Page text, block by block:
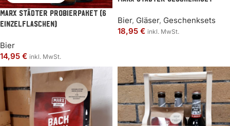
MARX Städter Probierpaket (6
Einzelflaschen)
Bier
14,95 € inkl. MwSt.
Bier, Gläser, Geschenksets
18,95 € inkl. MwSt.